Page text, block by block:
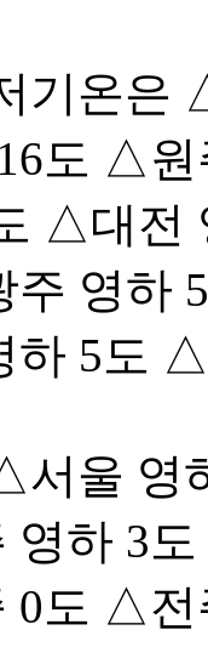
기온
도 △원
△대전
주 영하
5도
서울
영하 3
0도 △